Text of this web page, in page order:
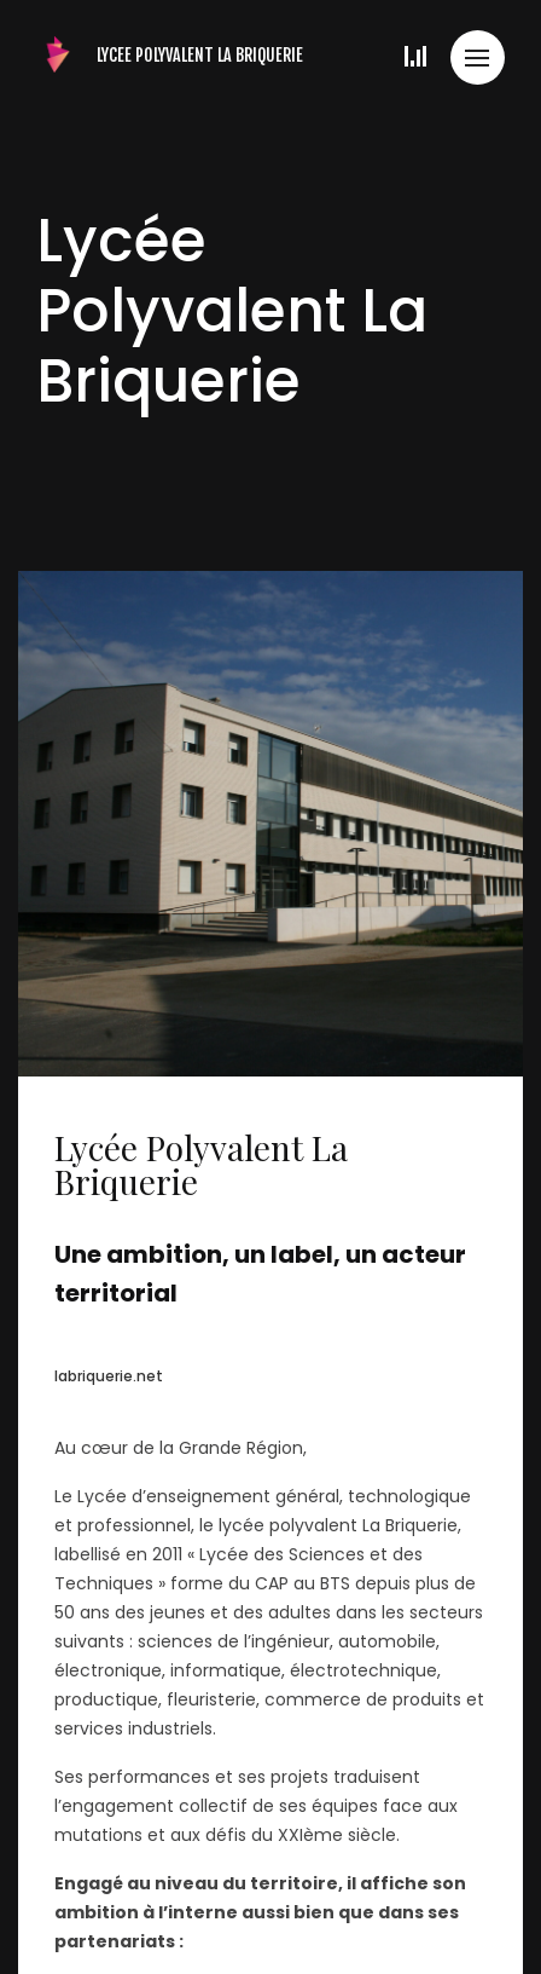
LYCEE POLYVALENT LA BRIQUERIE
Lycée
Polyvalent La
Briquerie
Lycée Polyvalent La
Briquerie
Une ambition, un label, un acteur
territorial
labriquerie.net
Au cœur de la Grande Région,
Le Lycée d’enseignement général, technologique
et professionnel, le lycée polyvalent La Briquerie,
labellisé en 2011 « Lycée des Sciences et des
Techniques » forme du CAP au BTS depuis plus de
50 ans des jeunes et des adultes dans les secteurs
suivants : sciences de l’ingénieur, automobile,
électronique, informatique, électrotechnique,
productique, fleuristerie, commerce de produits et
services industriels.
Ses performances et ses projets traduisent
l’engagement collectif de ses équipes face aux
mutations et aux défis du XXIème siècle.
Engagé au niveau du territoire, il affiche son
ambition à l’interne aussi bien que dans ses
partenariats :